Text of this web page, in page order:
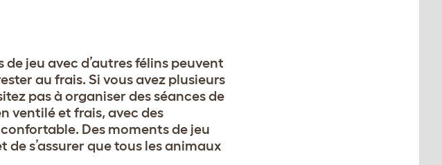
jeu avec d’autres félins peuvent
au frais. Si vous avez plusieurs
pas à organiser des séances de
ventilé et frais, avec des
Des moments de jeu
s’assurer que tous les animaux